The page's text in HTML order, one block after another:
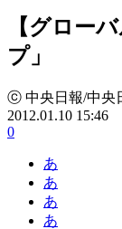
【グロー
プ」
ⓒ 中央日報/中央
2012.01.10 15:46
0
あ
あ
あ
あ